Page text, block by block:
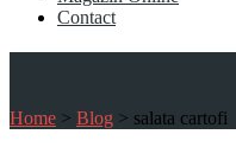
Contact
Home > Blog > salata cartofi